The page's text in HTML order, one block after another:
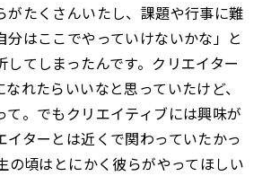
がたくさんいたし、課題や行事に難
分はここでやっていけないかな」と
してしまったんです。クリエイター
れたらいいなと思っていたけど、
て。でもクリエイティブには興味が
イターとは近くで関わっていたかっ
の頃はとにかく彼らがやってほしい